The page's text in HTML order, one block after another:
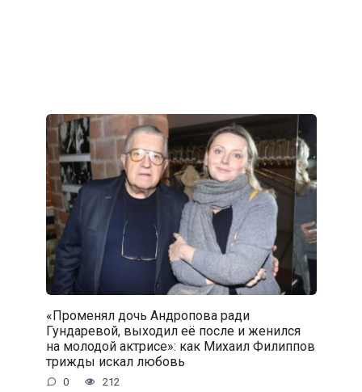
«Променял дочь Андропова ради
Гундаревой, выходил её после и женился
на молодой актрисе»: как Михаил Филиппов
трижды искал любовь
0 212